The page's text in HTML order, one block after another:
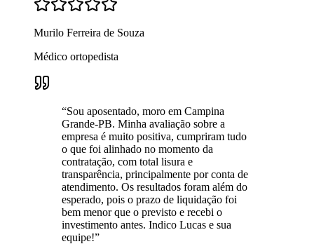
Murilo Ferreira de Souza
Médico ortopedista
“Sou aposentado, moro em Campina
Grande-PB. Minha avaliação sobre a
empresa é muito positiva, cumpriram tudo
o que foi alinhado no momento da
contratação, com total lisura e
transparência, principalmente por conta de
atendimento. Os resultados foram além do
esperado, pois o prazo de liquidação foi
bem menor que o previsto e recebi o
investimento antes. Indico Lucas e sua
equipe!”